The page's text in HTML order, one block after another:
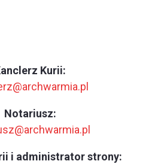
Kurii:
Notariusz:
i administrator strony: